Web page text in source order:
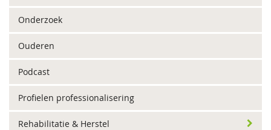
Onderzoek
Ouderen
Podcast
Profielen professionalisering
Rehabilitatie & Herstel